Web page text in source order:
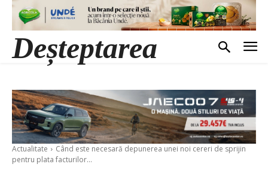
Deșteptarea
Actualitate
Când este necesară depunerea unei noi cereri de sprijin
pentru plata facturilor...